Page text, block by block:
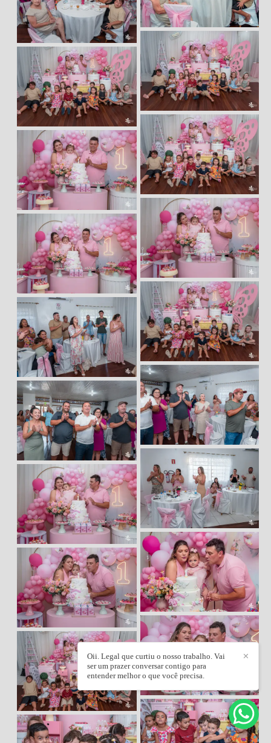
✕
Oii. Legal que curtiu o nosso trabalho. Vai
ser um prazer conversar contigo para
entender melhor o que você precisa.